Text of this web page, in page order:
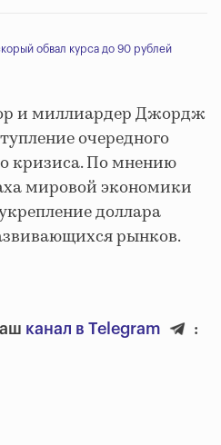
обвал курса до 90 рублей
и миллиардер Джордж
очередного
кризиса. По мнению
мировой экономики
доллара
рынков.
канал в Telegram
: